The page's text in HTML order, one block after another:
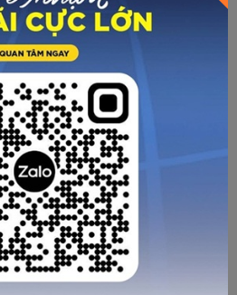
làm khô giày đúng cách là rất
giày ở nơi thoáng mát, tránh ánh
thấp. Để giày khô nhanh hơn,
để thổi vào giày. Ngoài ra, bạn có